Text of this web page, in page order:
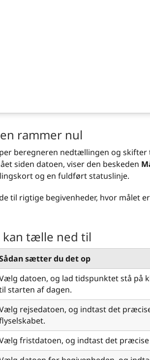
rammer nul
beregneren nedtællingen og
siden datoen, viser den beskeden
og en fuldført statuslinje.
til rigtige begivenheder, hvor målet
kan tælle ned til
sætter du det op
datoen, og lad tidspunktet stå på
starten af dagen.
rejsedatoen, og indtast det
fristdatoen, og indtast det